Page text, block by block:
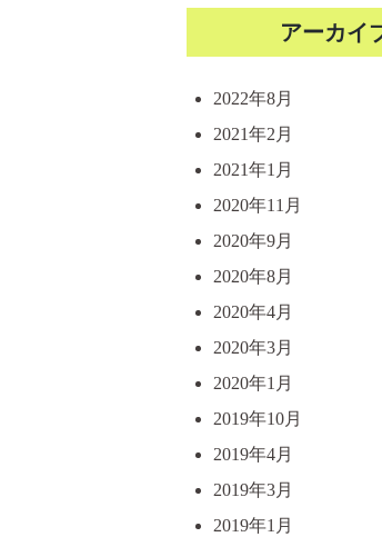
アーカイ
2022年8月
2021年2月
2021年1月
2020年11月
2020年9月
2020年8月
2020年4月
2020年3月
2020年1月
2019年10月
2019年4月
2019年3月
2019年1月